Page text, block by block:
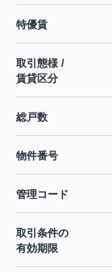
特優賃
取引態様 /
賃貸区分
総戸数
物件番号
管理コード
取引条件の
有効期限